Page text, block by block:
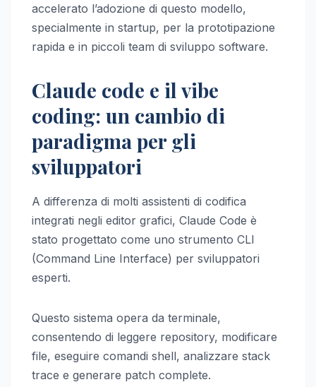
accelerato l’adozione di questo modello,
specialmente in startup, per la prototipazione
rapida e in piccoli team di sviluppo software.
Claude code e il vibe
coding: un cambio di
paradigma per gli
sviluppatori
A differenza di molti assistenti di codifica
integrati negli editor grafici, Claude Code è
stato progettato come uno strumento CLI
(Command Line Interface) per sviluppatori
esperti.
Questo sistema opera da terminale,
consentendo di leggere repository, modificare
file, eseguire comandi shell, analizzare stack
trace e generare patch complete.